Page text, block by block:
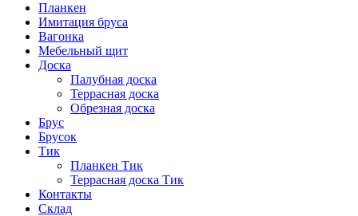
Планкен
Имитация бруса
Вагонка
Мебельный щит
Доска
Палубная доска
Террасная доска
Обрезная доска
Брус
Брусок
Тик
Планкен Тик
Террасная доска Тик
Контакты
Склад